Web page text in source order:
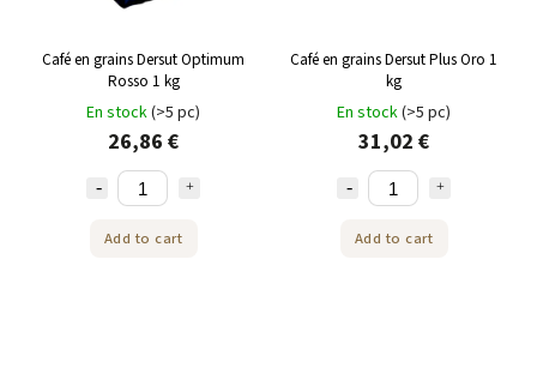
Café en grains Dersut Optimum
Rosso 1 kg
En stock(>5 pc)
26,86 €
Add to cart
Café en grains Dersut Plus Oro 1
kg
En stock(>5 pc)
31,02 €
Add to cart